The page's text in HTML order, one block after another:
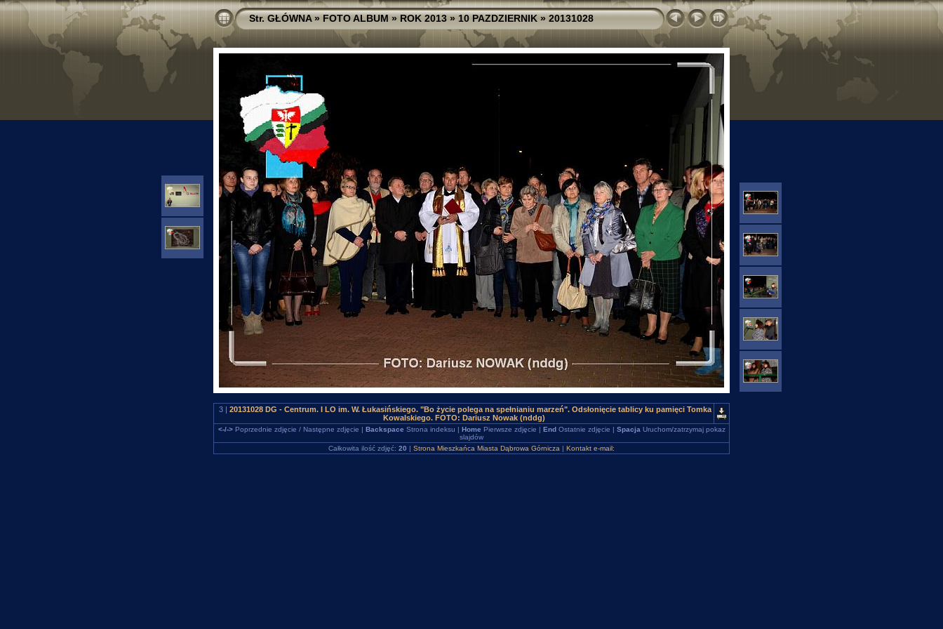
Str. GŁÓWNA»FOTO ALBUM»ROK 2013»10 PAZDZIERNIK»20131028
3 | 20131028 DG - Centrum. I LO im. W. Łukasińskiego. "Bo życie polega na spełnianiu marzeń". Odsłonięcie tablicy ku pamięci Tomka
Kowalskiego. FOTO: Dariusz Nowak (nddg)
<-/->Poprzednie zdjęcie / Następne zdjęcie | Backspace Strona indeksu | Home Pierwsze zdjęcie | EndOstatnie zdjęcie | Spacja Uruchom/zatrzymaj pokaz
slajdów
Całkowita ilość zdjęć: 20 | Strona Mieszkańca Miasta Dąbrowa Górnicza | Kontakt e-mail: